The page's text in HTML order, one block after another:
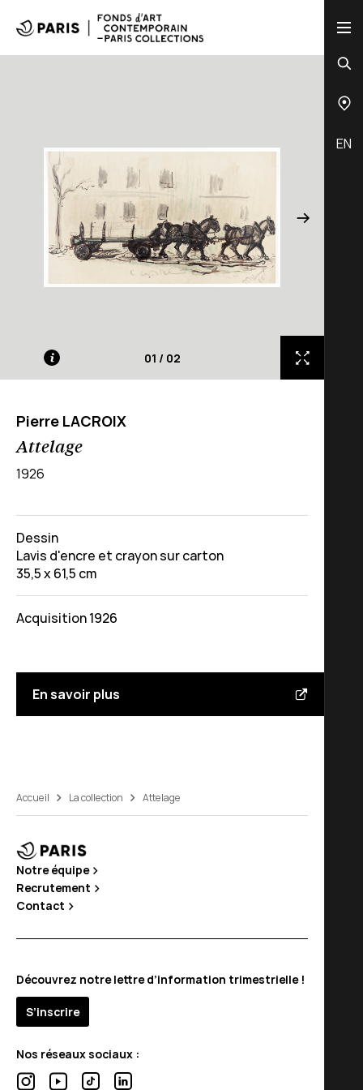
EN
01 / 02
Pierre LACROIX
Attelage
1926
Dessin
Lavis d'encre et crayon sur carton
35,5 x 61,5 cm
Acquisition 1926
En savoir plus
Accueil La collection Attelage
Notre équipe
Recrutement
Contact
Découvrez notre lettre d’information trimestrielle !
S’inscrire
Nos réseaux sociaux :